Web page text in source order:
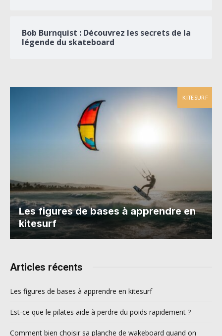
Bob Burnquist : Découvrez les secrets de la
légende du skateboard
KITESURF
Les figures de bases à apprendre en
kitesurf
Articles récents
Les figures de bases à apprendre en kitesurf
Est-ce que le pilates aide à perdre du poids rapidement ?
Comment bien choisir sa planche de wakeboard quand on